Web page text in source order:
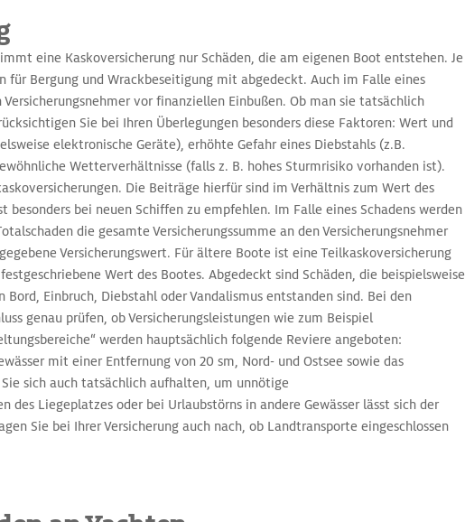
eine Kaskoversicherung nur Schäden, die am eigenen Boot entstehen. Je
für Bergung und Wrackbeseitigung mit abgedeckt. Auch im Falle eines
vor finanziellen Einbußen. Ob man sie tatsächlich
Sie bei Ihren Überlegungen besonders diese Faktoren: Wert und
elektronische Geräte), erhöhte Gefahr eines Diebstahls (z.B.
Wetterverhältnisse (falls z. B. hohes Sturmrisiko vorhanden ist).
Die Beiträge hierfür sind im Verhältnis zum Wert des
bei neuen Schiffen zu empfehlen. Im Falle eines Schadens werden
die gesamte Versicherungssumme an den Versicherungsnehmer
Versicherungswert. Für ältere Boote ist eine Teilkaskoversicherung
Wert des Bootes. Abgedeckt sind Schäden, die beispielsweise
Einbruch, Diebstahl oder Vandalismus entstanden sind. Bei den
genau prüfen, ob Versicherungsleistungen wie zum Beispiel
werden hauptsächlich folgende Reviere angeboten:
mit einer Entfernung von 20 sm, Nord- und Ostsee sowie das
sich auch tatsächlich aufhalten, um unnötige
des Liegeplatzes oder bei Urlaubstörns in andere Gewässer lässt sich der
Sie bei Ihrer Versicherung auch nach, ob Landtransporte eingeschlossen